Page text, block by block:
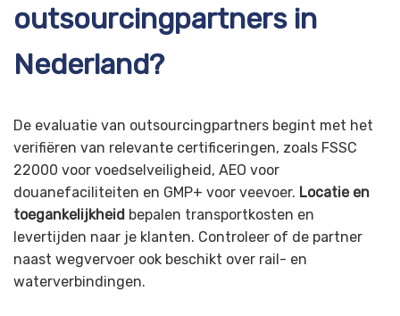
outsourcingpartners in
Nederland?
De evaluatie van outsourcingpartners begint met het
verifiëren van relevante certificeringen, zoals FSSC
22000 voor voedselveiligheid, AEO voor
douanefaciliteiten en GMP+ voor veevoer. Locatie en
toegankelijkheid bepalen transportkosten en
levertijden naar je klanten. Controleer of de partner
naast wegvervoer ook beschikt over rail- en
waterverbindingen.